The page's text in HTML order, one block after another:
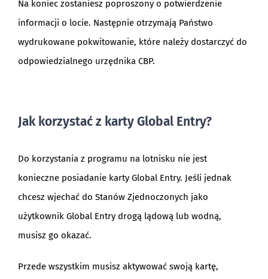
Na koniec zostaniesz poproszony o potwierdzenie
informacji o locie. Następnie otrzymają Państwo
wydrukowane pokwitowanie, które należy dostarczyć do
odpowiedzialnego urzędnika CBP.
Jak korzystać z karty Global Entry?
Do korzystania z programu na lotnisku nie jest
konieczne posiadanie karty Global Entry. Jeśli jednak
chcesz wjechać do Stanów Zjednoczonych jako
użytkownik Global Entry drogą lądową lub wodną,
musisz go okazać.
Przede wszystkim musisz aktywować swoją kartę,